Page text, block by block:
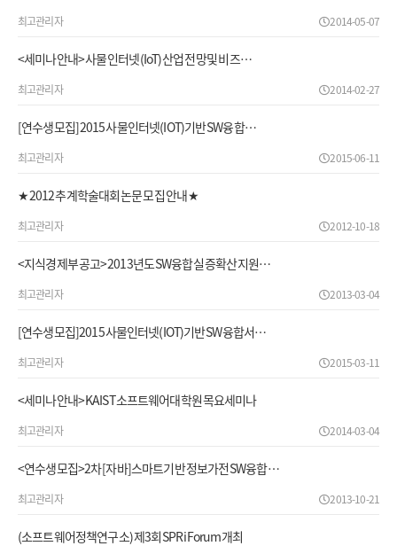
최고관리자 2014-05-07
<세미나안내> 사물 인터넷(IoT) 산업 전망 및 비즈…
최고관리자 2014-02-27
[연수생모집] 2015 사물인터넷(IOT)기반 SW융합…
최고관리자 2015-06-11
★ 2012 추계학술대회 논문 모집 안내 ★
최고관리자 2012-10-18
<지식경제부 공고> 2013년도 SW융합 실증확산 지원…
최고관리자 2013-03-04
[연수생모집]2015 사물인터넷(IOT)기반 SW융합서…
최고관리자 2015-03-11
<세미나안내> KAIST 소프트웨어대학원 목요세미나
최고관리자 2014-03-04
<연수생모집>2차 [자바]스마트기반 정보가전 SW융합 …
최고관리자 2013-10-21
(소프트웨어정책연구소) 제3회 SPRi Forum 개최